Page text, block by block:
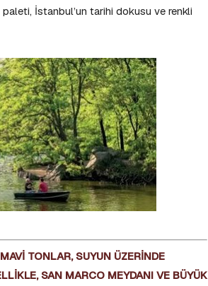
paleti, İstanbul’un tarihi dokusu ve renkli
TONLAR, SUYUN ÜZERİNDE
SAN MARCO MEYDANI VE BÜYÜK